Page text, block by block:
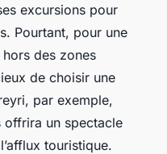
excursions pour
Pourtant, pour une
des zones
de choisir une
par exemple,
offrira un spectacle
touristique.